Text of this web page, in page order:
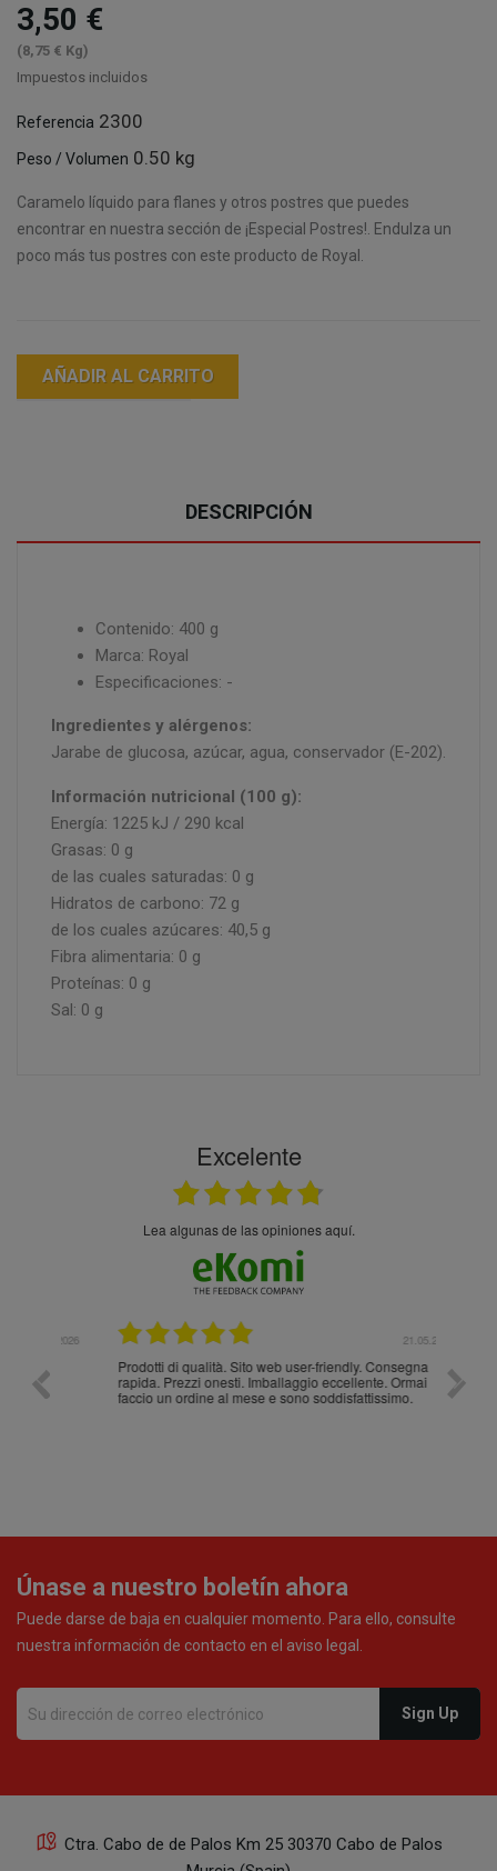
3,50 €
(8,75 € Kg)
Impuestos incluidos
Referencia 2300
Peso / Volumen 0.50 kg
Caramelo líquido para flanes y otros postres que puedes
encontrar en nuestra sección de ¡Especial Postres!. Endulza un
poco más tus postres con este producto de Royal.
AÑADIR AL CARRITO
DESCRIPCIÓN
Contenido: 400 g
Marca: Royal
Especificaciones: -
Ingredientes y alérgenos:
Jarabe de glucosa, azúcar, agua, conservador (E-202).
Información nutricional (100 g):
Energía: 1225 kJ / 290 kcal
Grasas: 0 g
de las cuales saturadas: 0 g
Hidratos de carbono: 72 g
de los cuales azúcares: 40,5 g
Fibra alimentaria: 0 g
Proteínas: 0 g
Sal: 0 g
Excelente
Lea algunas de las opiniones aquí.
21.05.2026
Prodotti di qualità. Sito web user-friendly. Consegna
rapida. Prezzi onesti. Imballaggio eccellente. Ormai
faccio un ordine al mese e sono soddisfattissimo.
10/10
Únase a nuestro boletín ahora
Puede darse de baja en cualquier momento. Para ello, consulte
nuestra información de contacto en el aviso legal.
Ctra. Cabo de de Palos Km 25 30370 Cabo de Palos